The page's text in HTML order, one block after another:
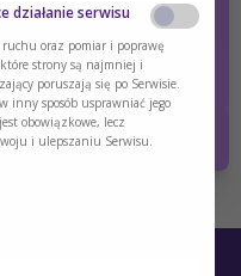
się
pielęgniarstwa,
Nie
działanie serwisu
oraz pomiar i poprawę
strony są najmniej i
poruszają się po Serwisie.
inny sposób usprawniać jego
obowiązkowe, lecz
i ulepszaniu Serwisu.